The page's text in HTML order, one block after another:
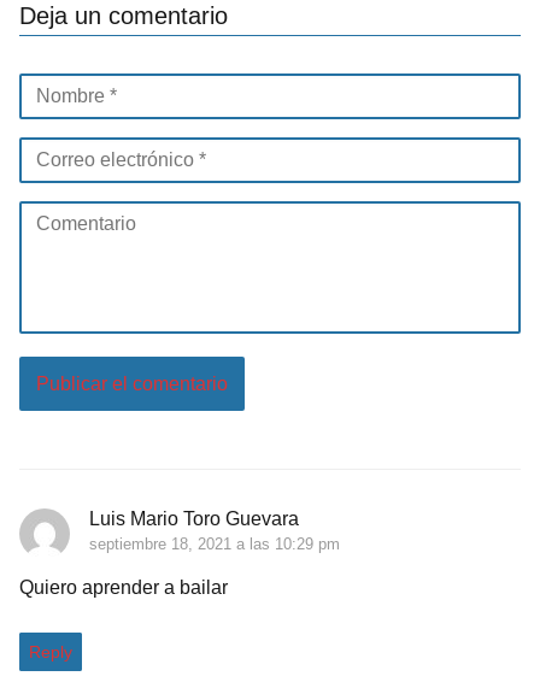
Luis Mario Toro Guevara
septiembre 18, 2021 a las 10:29 pm
Quiero aprender a bailar
Reply
Deja un comentario